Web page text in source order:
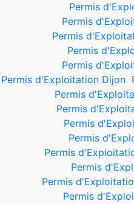
Permis
Permis
Permis
Permis
Permis
Permis d'Exploitation Dijon
Permis
Permis
Permis
Permis
Permis
Permis
Permis
Permis